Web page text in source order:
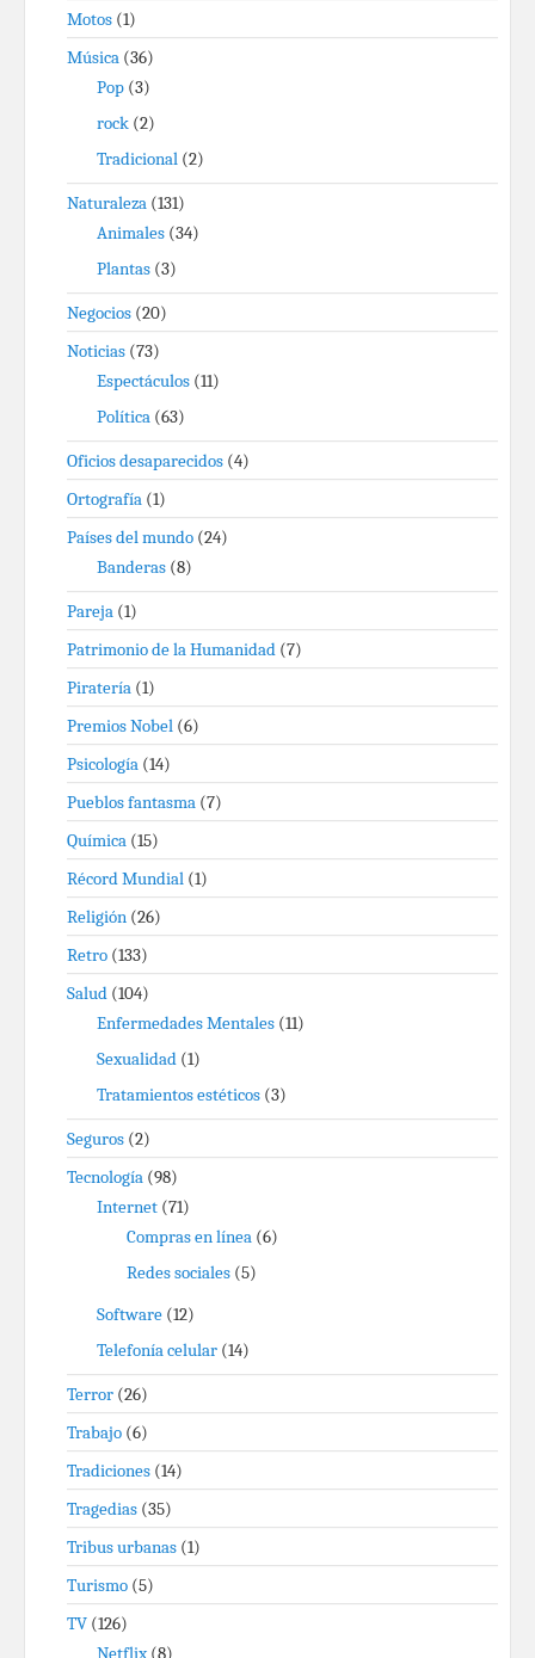
Motos (1)
Música (36)
Pop (3)
rock (2)
Tradicional (2)
Naturaleza (131)
Animales (34)
Plantas (3)
Negocios (20)
Noticias (73)
Espectáculos (11)
Política (63)
Oficios desaparecidos (4)
Ortografía (1)
Países del mundo (24)
Banderas (8)
Pareja (1)
Patrimonio de la Humanidad (7)
Piratería (1)
Premios Nobel (6)
Psicología (14)
Pueblos fantasma (7)
Química (15)
Récord Mundial (1)
Religión (26)
Retro (133)
Salud (104)
Enfermedades Mentales (11)
Sexualidad (1)
Tratamientos estéticos (3)
Seguros (2)
Tecnología (98)
Internet (71)
Compras en línea (6)
Redes sociales (5)
Software (12)
Telefonía celular (14)
Terror (26)
Trabajo (6)
Tradiciones (14)
Tragedias (35)
Tribus urbanas (1)
Turismo (5)
TV (126)
Netflix (8)